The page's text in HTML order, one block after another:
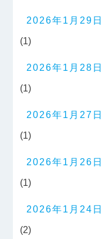
2026年1月29日
(1)
2026年1月28日
(1)
2026年1月27日
(1)
2026年1月26日
(1)
2026年1月24日
(2)